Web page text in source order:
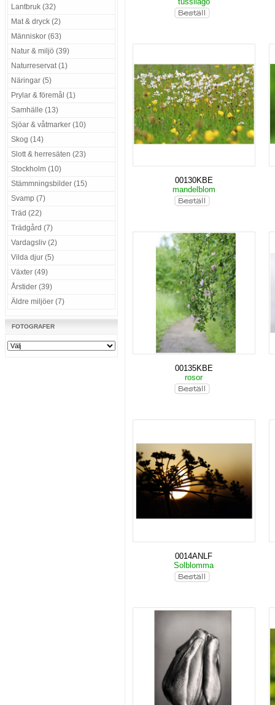
Lantbruk (32)
Mat & dryck (2)
Människor (63)
Natur & miljö (39)
Naturreservat (1)
Näringar (5)
Prylar & föremål (1)
Samhälle (13)
Sjöar & våtmarker (10)
Skog (14)
Slott & herresäten (23)
Stockholm (10)
Stämmningsbilder (15)
Svamp (7)
Träd (22)
Trädgård (7)
Vardagsliv (2)
Vilda djur (5)
Växter (49)
Årstider (39)
Äldre miljöer (7)
FOTOGRAFER
00130KBE
mandelblom
00135KBE
rosor
0014ANLF
Solblomma